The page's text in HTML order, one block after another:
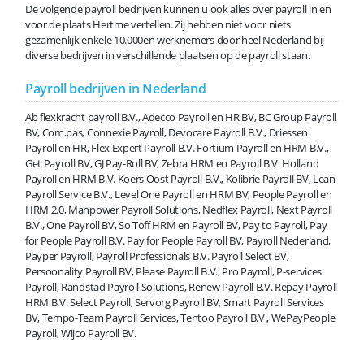
De volgende payroll bedrijven kunnen u ook alles over payroll in en
voor de plaats Hertme vertellen. Zij hebben niet voor niets
gezamenlijk enkele 10.000en werknemers door heel Nederland bij
diverse bedrijven in verschillende plaatsen op de payroll staan.
Payroll bedrijven in Nederland
Ab flexkracht payroll B.V., Adecco Payroll en HR BV, BC Group Payroll
BV, Com.pas, Connexie Payroll, Devocare Payroll B.V., Driessen
Payroll en HR, Flex Expert Payroll B.V. Fortium Payroll en HRM B.V.,
Get Payroll BV, GJ Pay-Roll BV, Zebra HRM en Payroll B.V. Holland
Payroll en HRM B.V. Koers Oost Payroll B.V., Kolibrie Payroll BV, Lean
Payroll Service B.V., Level One Payroll en HRM BV, People Payroll en
HRM 2.0, Manpower Payroll Solutions, Nedflex Payroll, Next Payroll
B.V., One Payroll BV, So Toff HRM en Payroll BV, Pay to Payroll, Pay
for People Payroll B.V. Pay for People Payroll BV, Payroll Nederland,
Payper Payroll, Payroll Professionals B.V. Payroll Select BV,
Persoonality Payroll BV, Please Payroll B.V., Pro Payroll, P-services
Payroll, Randstad Payroll Solutions, Renew Payroll B.V. Repay Payroll
HRM B.V. Select Payroll, Servorg Payroll BV, Smart Payroll Services
BV, Tempo-Team Payroll Services, Tentoo Payroll B.V., WePayPeople
Payroll, Wijco Payroll BV.